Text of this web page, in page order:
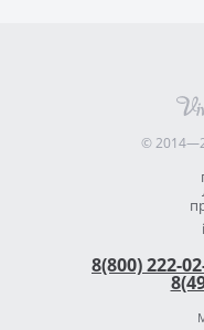
©
8(800) 222-